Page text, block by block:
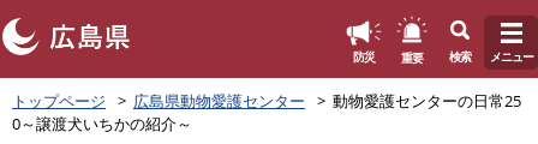
ペ
ー
ジ
防災 重要 検索 メニュー
トップページ 広島県動物愛護センター
動物愛護センターの日常25
0～譲渡犬いちかの紹介～